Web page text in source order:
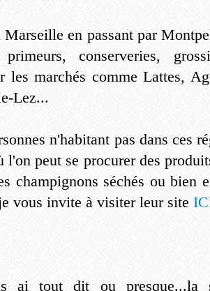
Marseille en passant par
primeurs, conserveries,
les marchés comme Lattes,
Lez...
n'habitant pas dans ces
l'on peut se procurer des
champignons séchés ou bien
vous invite à visiter leur site
ai tout dit ou presque...la